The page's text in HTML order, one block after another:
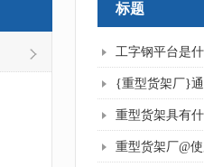
标题
工字钢平台是
{重型货架厂}
重型货架具有
重型货架厂@